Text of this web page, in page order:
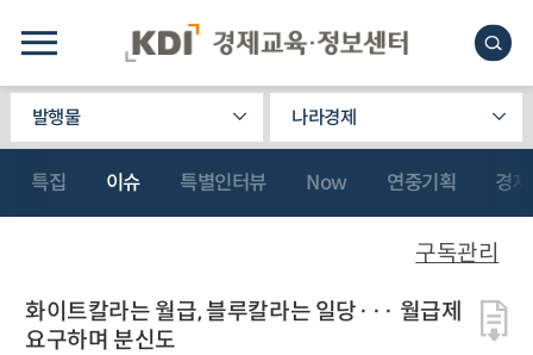
발행물 나라경제
특집 이슈 특별인터뷰 Now 연중기획 경
화이트칼라는 월급, 블루칼라는 일당··· 월급제
요구하며 분신도
구독관리